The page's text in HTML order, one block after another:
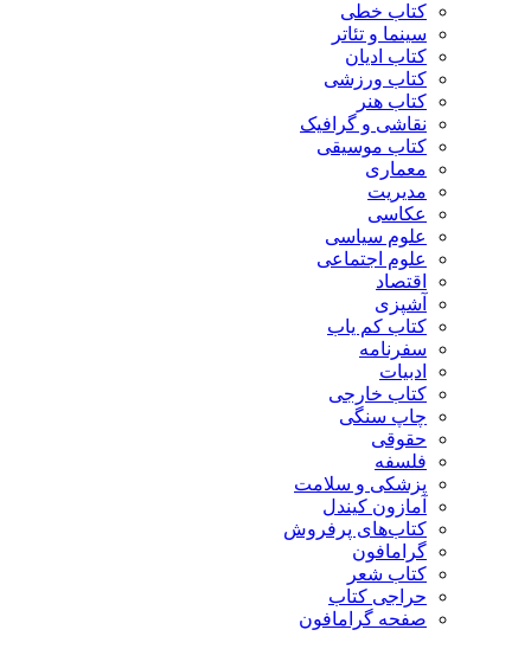
کتاب خطی
سینما و تئاتر
کتاب ادیان
کتاب ورزشی
کتاب هنر
نقاشی و گرافیک
کتاب موسیقی
معماری
مدیریت
عکاسی
علوم سیاسی
علوم اجتماعی
اقتصاد
آشپزی
کتاب کم یاب
سفرنامه
ادبیات
کتاب خارجی
چاپ سنگی
حقوقی
فلسفه
پزشکی و سلامت
آمازون کیندل
کتاب‌های پرفروش
گرامافون
کتاب شعر
حراجی کتاب
صفحه گرامافون